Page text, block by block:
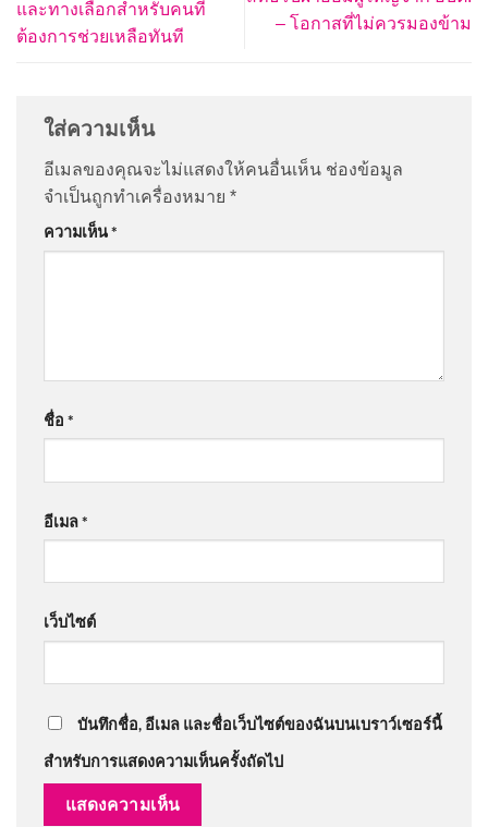
และทางเลือกสำหรับคนที่
ต้องการช่วยเหลือทันที
– โอกาสที่ไม่ควรมองข้าม
ใส่ความเห็น
อีเมลของคุณจะไม่แสดงให้คนอื่นเห็น ช่องข้อมูล
จำเป็นถูกทำเครื่องหมาย *
ความเห็น*
ชื่อ *
อีเมล*
เว็บไซต์
บันทึกชื่อ, อีเมล และชื่อเว็บไซต์ของฉันบนเบราว์เซอร์นี้
สำหรับการแสดงความเห็นครั้งถัดไป